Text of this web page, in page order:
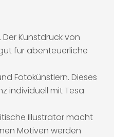
Kunstdruck von
für abenteuerliche
Fotokünstlern. Dieses
individuell mit Tesa
Illustrator macht
Motiven werden